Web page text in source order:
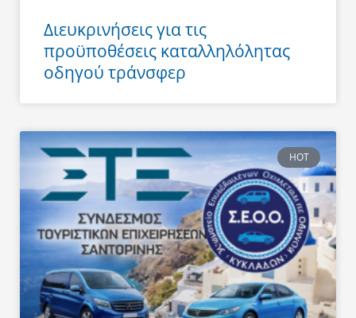
Διευκρινήσεις για τις
προϋποθέσεις καταλληλόλητας
οδηγού τράνσφερ
HOT